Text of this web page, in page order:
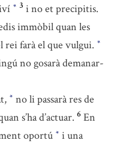
* 3 i no et precipitis.
immòbil quan les
rei farà el que vulgui. *
no gosarà demanar-
* no li passarà res de
s’ha d’actuar. 6 En
oportú * i una